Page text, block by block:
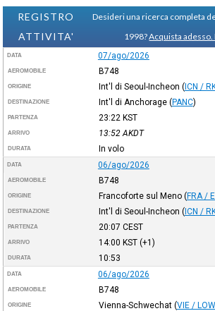
REGISTRO
ATTIVITA'
Desideri una ricerca completa
1998?Acquista
DATA 07/ago/2026
AEROMOBILE B748
ORIGINE Int'l di Seoul-Incheon (ICN /
DESTINAZIONE Int'l di Anchorage (PANC)
PARTENZA 23:22 KST
ARRIVO 13:52 AKDT
DURATA In volo
DATA 06/ago/2026
AEROMOBILE B748
ORIGINE Francoforte sul Meno (FRA /
DESTINAZIONE Int'l di Seoul-Incheon (ICN /
PARTENZA 20:07 CEST
ARRIVO 14:00 KST(+1)
DURATA 10:53
DATA 06/ago/2026
AEROMOBILE B748
ORIGINE Vienna-Schwechat (VIE /